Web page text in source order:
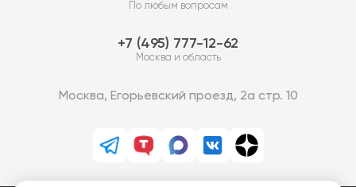
По любым вопросам
7 (495) 777-12-62
Москва и область
Москва, Егорьевский проезд, 2а стр. 10